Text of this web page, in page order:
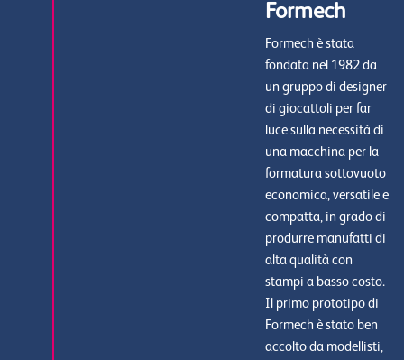
Formech
Formech è stata
fondata nel 1982 da
un gruppo di designer
di giocattoli per far
luce sulla necessità di
una macchina per la
formatura sottovuoto
economica, versatile e
compatta, in grado di
produrre manufatti di
alta qualità con
stampi a basso costo.
Il primo prototipo di
Formech è stato ben
accolto da modellisti,